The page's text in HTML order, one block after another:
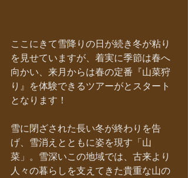
ここにきて雪降りの日が続き冬が粘り
を見せていますが、着実に季節は春へ
向かい、来月からは春の定番『山菜狩
り』を体験できるツアーがとスタート
となります！
雪に閉ざされた長い冬が終わりを告
げ、雪消えとともに姿を現す「山
菜」。雪深いこの地域では、古来より
人々の暮らしを支えてきた貴重な山の